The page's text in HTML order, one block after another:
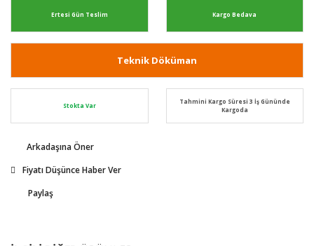
Ertesi Gün Teslim Kargo Bedava
Teknik Döküman
Stokta Var
Tahmini Kargo Süresi 3 İş Gününde
Kargoda
Arkadaşına Öner
Fiyatı Düşünce Haber Ver
Paylaş